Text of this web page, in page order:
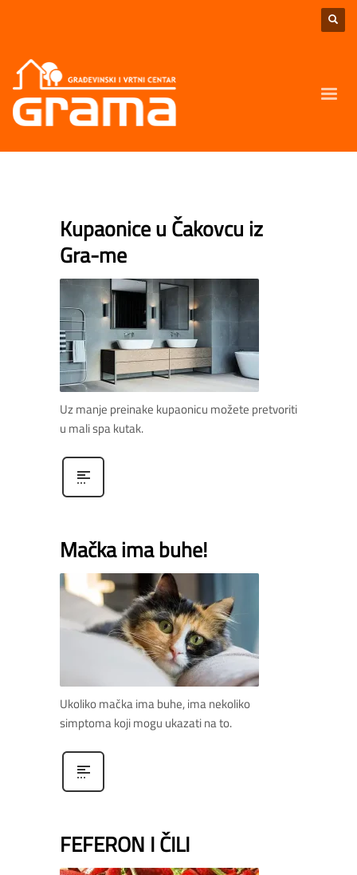
Kupaonice u Čakovcu iz
Gra-me
Uz manje preinake kupaonicu možete pretvoriti
u mali spa kutak.
Mačka ima buhe!
Ukoliko mačka ima buhe, ima nekoliko
simptoma koji mogu ukazati na to.
FEFERON I ČILI